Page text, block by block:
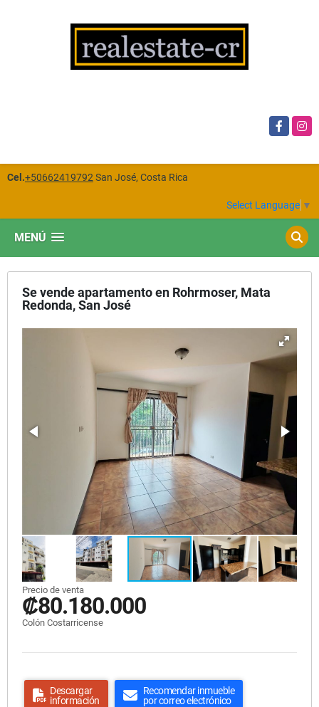
Facebook
Cel.+50662419792 San José, Costa Rica
Select Language ▼
MENÚ
Se vende apartamento en Rohrmoser, Mata
Redonda, San José
Precio de venta
₡80.180.000
Colón Costarricense
Descargar
información
Recomendar inmueble
por correo electrónico